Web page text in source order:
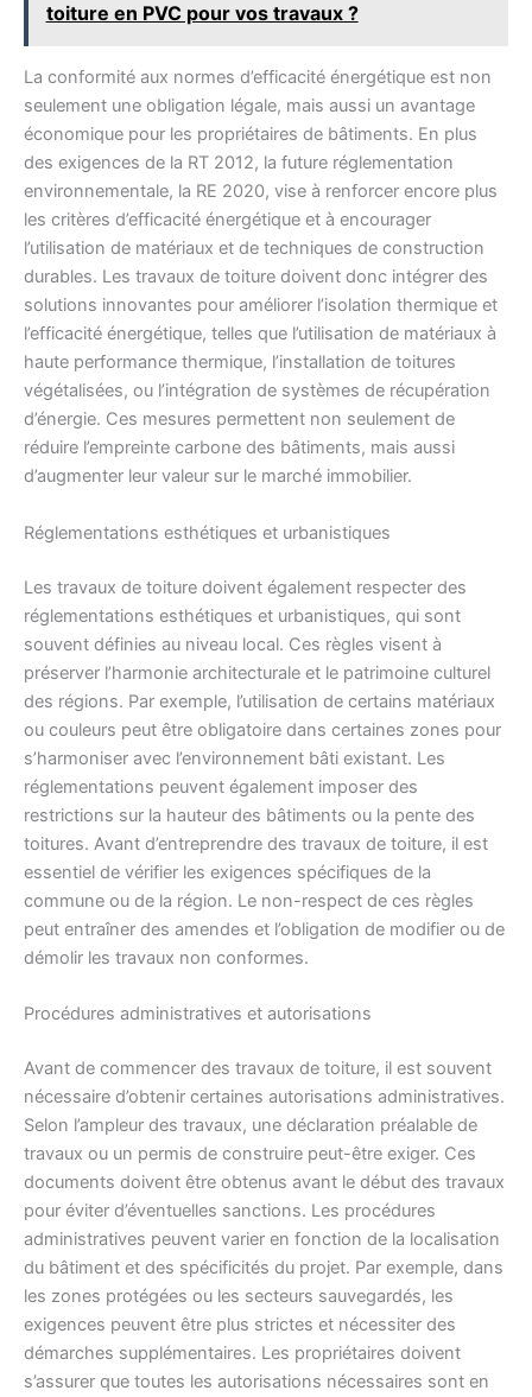
toiture en PVC pour vos travaux ?
La conformité aux normes d’efficacité énergétique est non
seulement une obligation légale, mais aussi un avantage
économique pour les propriétaires de bâtiments. En plus
des exigences de la RT 2012, la future réglementation
environnementale, la RE 2020, vise à renforcer encore plus
les critères d’efficacité énergétique et à encourager
l’utilisation de matériaux et de techniques de construction
durables. Les travaux de toiture doivent donc intégrer des
solutions innovantes pour améliorer l’isolation thermique et
l’efficacité énergétique, telles que l’utilisation de matériaux à
haute performance thermique, l’installation de toitures
végétalisées, ou l’intégration de systèmes de récupération
d’énergie. Ces mesures permettent non seulement de
réduire l’empreinte carbone des bâtiments, mais aussi
d’augmenter leur valeur sur le marché immobilier.
Réglementations esthétiques et urbanistiques
Les travaux de toiture doivent également respecter des
réglementations esthétiques et urbanistiques, qui sont
souvent définies au niveau local. Ces règles visent à
préserver l’harmonie architecturale et le patrimoine culturel
des régions. Par exemple, l’utilisation de certains matériaux
ou couleurs peut être obligatoire dans certaines zones pour
s’harmoniser avec l’environnement bâti existant. Les
réglementations peuvent également imposer des
restrictions sur la hauteur des bâtiments ou la pente des
toitures. Avant d’entreprendre des travaux de toiture, il est
essentiel de vérifier les exigences spécifiques de la
commune ou de la région. Le non-respect de ces règles
peut entraîner des amendes et l’obligation de modifier ou de
démolir les travaux non conformes.
Procédures administratives et autorisations
Avant de commencer des travaux de toiture, il est souvent
nécessaire d’obtenir certaines autorisations administratives.
Selon l’ampleur des travaux, une déclaration préalable de
travaux ou un permis de construire peut-être exiger. Ces
documents doivent être obtenus avant le début des travaux
pour éviter d’éventuelles sanctions. Les procédures
administratives peuvent varier en fonction de la localisation
du bâtiment et des spécificités du projet. Par exemple, dans
les zones protégées ou les secteurs sauvegardés, les
exigences peuvent être plus strictes et nécessiter des
démarches supplémentaires. Les propriétaires doivent
s’assurer que toutes les autorisations nécessaires sont en